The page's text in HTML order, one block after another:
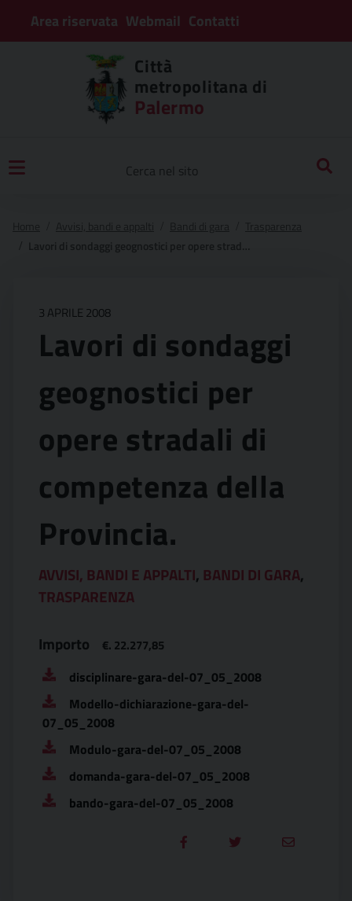
Area riservata Webmail Contatti
Città
metropolitana di
Palermo
3 APRILE 2008
Lavori di sondaggi
geognostici per
opere stradali di
competenza della
Provincia.
AVVISI, BANDI E APPALTI, BANDI DI GARA,
TRASPARENZA
Importo €. 22.277,85
disciplinare-gara-del-07_05_2008
Modello-dichiarazione-gara-del-
07_05_2008
Modulo-gara-del-07_05_2008
domanda-gara-del-07_05_2008
bando-gara-del-07_05_2008